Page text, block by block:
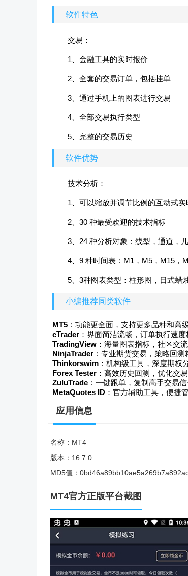
软件特色
交易：
1、金融工具的实时报价
2、全套的交易订单，包括挂单
3、通过手机上的图表进行交易
4、全部交易执行类型
5、完整的交易历史
软件优势
技术分析：
1、可以缩放并调节比例的互动式
2、30 种最受欢迎的技术指标
3、24 种分析对象：线型，通道，
4、9 种时间表：M1，M5，M15，
5、3种图表类型：柱形图，日式蜡
小编推荐同类软件
MT5 ：功能更全面，支持更多品种和高
cTrader ：界面简洁流畅，订单执行速度
TradingView ：海量图表指标，社区交
NinjaTrader ：专业期货交易，策略回测
Thinkorswim ：机构级工具，深度期权
Forex Tester ：高效历史回测，优化交
ZuluTrade ：一键跟单，复制高手交易
MetaQuotes ID ：官方辅助工具，便捷
应用信息
名称： MT4
版本： 16.7.0
MD5值：
MT4官方正版平台截图